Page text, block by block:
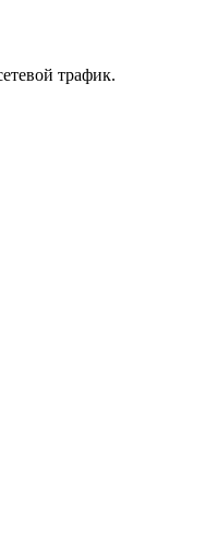
трафик.